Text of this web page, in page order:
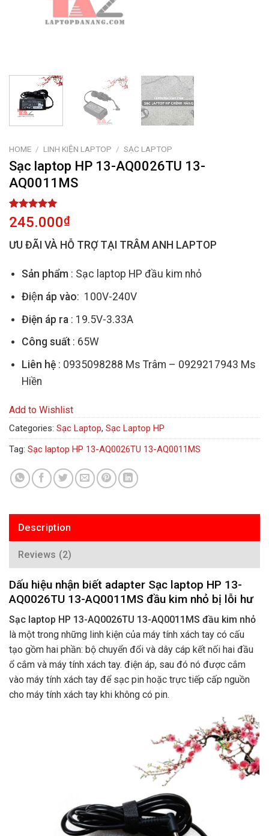
HOME / LINH KIỆN LAPTOP / SẠC LAPTOP
Sạc laptop HP 13-AQ0026TU 13-
AQ0011MS
Rated 5.00
out of 5
based on
2
customer
245.000₫
ƯU ĐÃI VÀ HỖ TRỢ TẠI TRÂM ANH LAPTOP
Sản phẩm : Sạc laptop HP đầu kim nhỏ
Điện áp vào: 100V-240V
Điện áp ra: 19.5V-3.33A
Công suất: 65W
Liên hệ: 0935098288 Ms Trâm – 0929217943 Ms
Hiền
Add to Wishlist
Categories: Sạc Laptop, Sạc Laptop HP
Tag: Sạc laptop HP 13-AQ0026TU 13-AQ0011MS
Description
Reviews (2)
Dấu hiệu nhận biết adapter Sạc laptop HP 13-
AQ0026TU 13-AQ0011MS đầu kim nhỏ bị lỗi hư
Sạc laptop HP 13-AQ0026TU 13-AQ0011MS đầu kim nhỏ
là một trong những linh kiện của máy tính xách tay có cấu
tạo gồm hai phần: bộ chuyển đổi và dây cáp kết nối hai đầu
ổ cắm và máy tính xách tay. điện áp, sau đó nó được cắm
vào máy tính xách tay để sạc pin hoặc trực tiếp cấp nguồn
cho máy tính xách tay khi không có pin.